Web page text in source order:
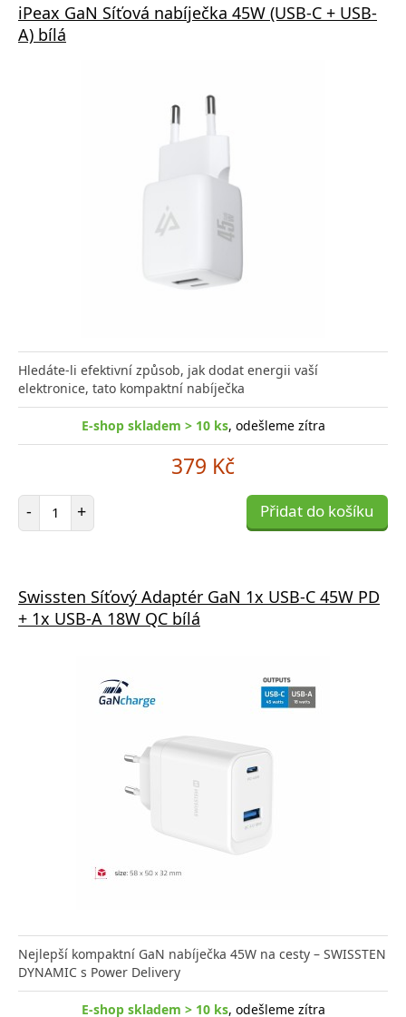
iPeax GaN Síťová nabíječka 45W (USB-C + USB-
A) bílá
Hledáte-li efektivní způsob, jak dodat energii vaší
elektronice, tato kompaktní nabíječka
E-shop skladem > 10 ks, odešleme zítra
379 Kč
- Počet položek
+ Přidat do košíku
Swissten Síťový Adaptér GaN 1x USB-C 45W PD
+ 1x USB-A 18W QC bílá
Nejlepší kompaktní GaN nabíječka 45W na cesty – SWISSTEN
DYNAMIC s Power Delivery
E-shop skladem > 10 ks, odešleme zítra